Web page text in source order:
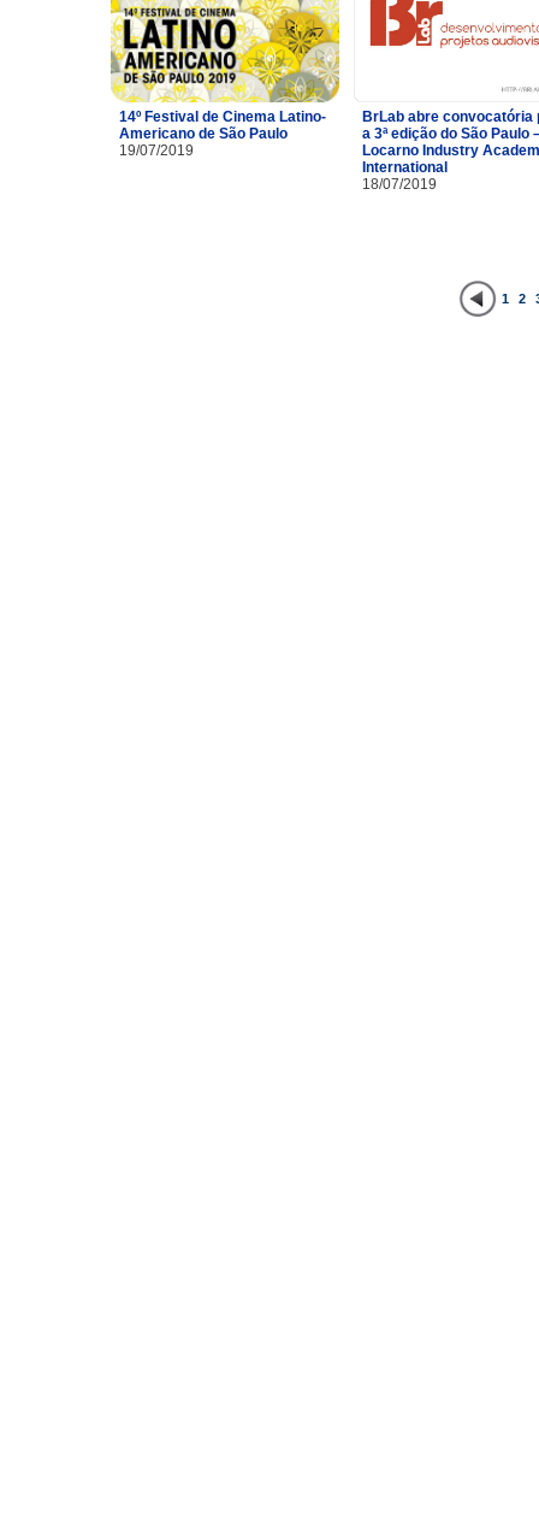
14º Festival de Cinema Latino-
Americano de São Paulo
19/07/2019
BrLab abre convocatória
a 3ª edição do São Paulo
Locarno Industry
International
18/07/2019
1 2